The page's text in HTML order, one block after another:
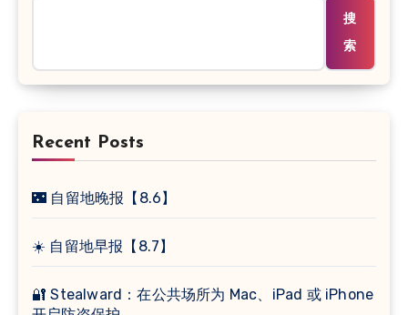
搜
索
Recent Posts
🌃 自留地晚报【8.6】
☀️ 自留地早报【8.7】
🔐 Stealward：在公共场所为 Mac、iPad 或 iPhone